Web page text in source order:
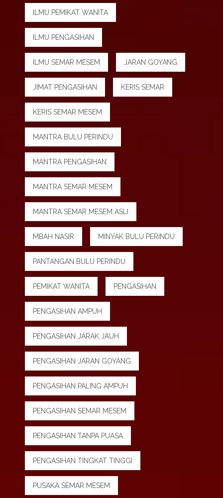
ILMU PEMIKAT WANITA
ILMU PENGASIHAN
ILMU SEMAR MESEM JARAN GOYANG
JIMAT PENGASIHAN KERIS SEMAR
KERIS SEMAR MESEM
MANTRA BULU PERINDU
MANTRA PENGASIHAN
MANTRA SEMAR MESEM
MANTRA SEMAR MESEM ASLI
MBAH NASIR MINYAK BULU PERINDU
PANTANGAN BULU PERINDU
PEMIKAT WANITA PENGASIHAN
PENGASIHAN AMPUH
PENGASIHAN JARAK JAUH
PENGASIHAN JARAN GOYANG
PENGASIHAN PALING AMPUH
PENGASIHAN SEMAR MESEM
PENGASIHAN TANPA PUASA
PENGASIHAN TINGKAT TINGGI
PUSAKA SEMAR MESEM